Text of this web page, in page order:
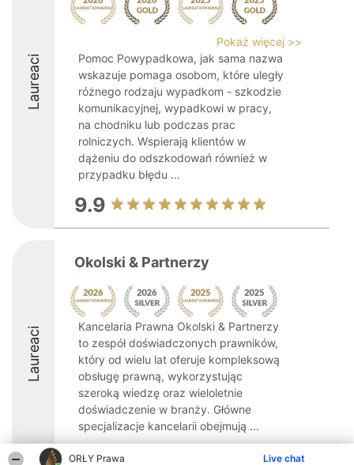
ORŁY Prawa Live chat
Laureaci
Pokaż więcej >>
Pomoc Powypadkowa, jak sama nazwa
wskazuje pomaga osobom, które uległy
różnego rodzaju wypadkom - szkodzie
komunikacyjnej, wypadkowi w pracy,
na chodniku lub podczas prac
rolniczych. Wspierają klientów w
dążeniu do odszkodowań również w
przypadku błędu ...
9.9
Laureaci
Okolski & Partnerzy
Kancelaria Prawna Okolski & Partnerzy
to zespół doświadczonych prawników,
który od wielu lat oferuje kompleksową
obsługę prawną, wykorzystując
szeroką wiedzę oraz wieloletnie
doświadczenie w branży. Główne
specjalizacje kancelarii obejmują ...
8.8